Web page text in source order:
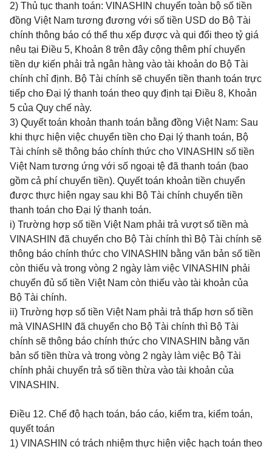
2) Thủ tục thanh toán: VINASHIN chuyển toàn bộ số tiền
đồng Việt Nam tương đương với số tiền USD do Bộ Tài
chính thông báo có thể thu xếp được và qui đổi theo tỷ giá
nêu tại Điều 5, Khoản 8 trên đây cộng thêm phí chuyển
tiền dự kiến phải trả ngân hàng vào tài khoản do Bộ Tài
chính chỉ định. Bộ Tài chính sẽ chuyển tiền thanh toán trực
tiếp cho Đại lý thanh toán theo quy định tại Điều 8, Khoản
5 của Quy chế này.
3) Quyết toán khoản thanh toán bằng đồng Việt Nam: Sau
khi thực hiện việc chuyển tiền cho Đại lý thanh toán, Bộ
Tài chính sẽ thông báo chính thức cho VINASHIN số tiền
Việt Nam tương ứng với số ngoại tệ đã thanh toán (bao
gồm cả phí chuyển tiền). Quyết toán khoản tiền chuyển
được thực hiện ngay sau khi Bộ Tài chính chuyển tiền
thanh toán cho Đại lý thanh toán.
i) Trường hợp số tiền Việt Nam phải trả vượt số tiền mà
VINASHIN đã chuyển cho Bộ Tài chính thì Bộ Tài chính sẽ
thông báo chính thức cho VINASHIN bằng văn bản số tiền
còn thiếu và trong vòng 2 ngày làm việc VINASHIN phải
chuyển đủ số tiền Việt Nam còn thiếu vào tài khoản của
Bộ Tài chính.
ii) Trường hợp số tiền Việt Nam phải trả thấp hơn số tiền
mà VINASHIN đã chuyển cho Bộ Tài chính thì Bộ Tài
chính sẽ thông báo chính thức cho VINASHIN bằng văn
bản số tiền thừa và trong vòng 2 ngày làm việc Bộ Tài
chính phải chuyển trả số tiền thừa vào tài khoản của
VINASHIN.
Điều 12. Chế độ hạch toán, báo cáo, kiểm tra, kiểm toán,
quyết toán
1) VINASHIN có trách nhiệm thực hiện việc hạch toán theo